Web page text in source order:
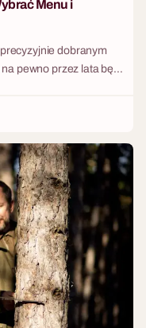
Menu i
dobranym
pewno przez lata będą
firmowym przestał
troski o pracownika i
podczas szkoleń czy
i menu to jednak
interesów:
z coraz wyższymi
(weganizm,
zatem zaplanować
ich
wspólnego stołu? Poznaj
który łączy smak z